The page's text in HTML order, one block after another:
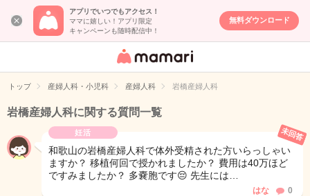
アプリでいつでもアクセス！
ママに嬉しい！アプリ限定
キャンペーンも随時配信中！
無料ダウンロード
女性専用匿名QA
イト
トップ 産婦人科・小児科 産婦人科 岩橋産婦人科
岩橋産婦人科に関する質問一覧
妊活
和歌山の岩橋産婦人科で体外受精された方いらっしゃい
ますか？ 移植何回で授かれましたか？ 費用は40万ほど
ですみましたか？ 多嚢胞です😔 先生には…
未回答
はな 0